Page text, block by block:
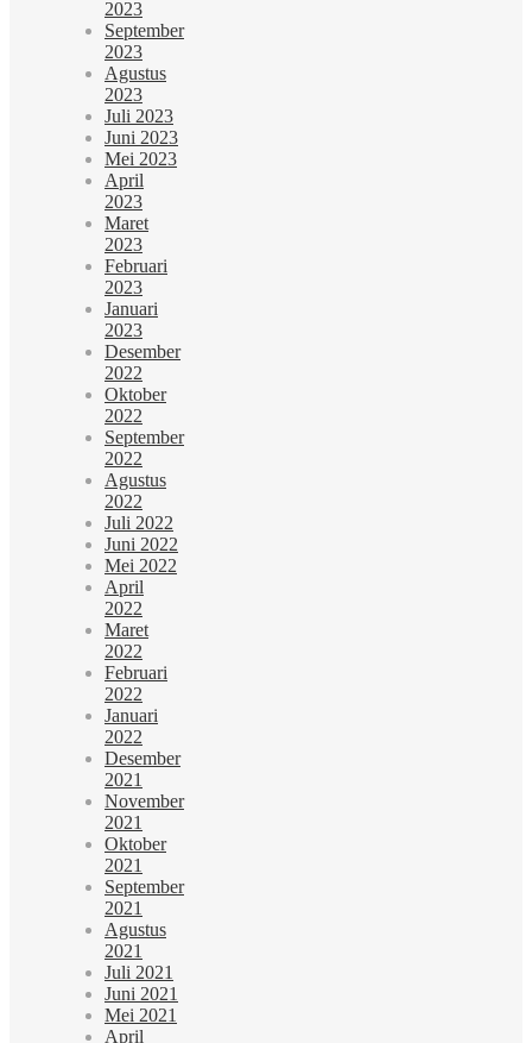
2023
September
2023
Agustus
2023
Juli 2023
Juni 2023
Mei 2023
April
2023
Maret
2023
Februari
2023
Januari
2023
Desember
2022
Oktober
2022
September
2022
Agustus
2022
Juli 2022
Juni 2022
Mei 2022
April
2022
Maret
2022
Februari
2022
Januari
2022
Desember
2021
November
2021
Oktober
2021
September
2021
Agustus
2021
Juli 2021
Juni 2021
Mei 2021
April